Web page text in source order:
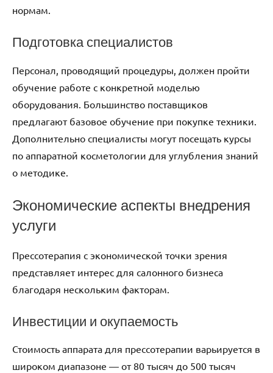
нормам.
Подготовка специалистов
Персонал, проводящий процедуры, должен пройти
обучение работе с конкретной моделью
оборудования. Большинство поставщиков
предлагают базовое обучение при покупке техники.
Дополнительно специалисты могут посещать курсы
по аппаратной косметологии для углубления знаний
о методике.
Экономические аспекты внедрения
услуги
Прессотерапия с экономической точки зрения
представляет интерес для салонного бизнеса
благодаря нескольким факторам.
Инвестиции и окупаемость
Стоимость аппарата для прессотерапии варьируется в
широком диапазоне — от 80 тысяч до 500 тысяч